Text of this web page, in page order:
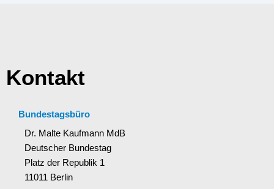
Kontakt
Bundestagsbüro
Dr. Malte Kaufmann MdB
Deutscher Bundestag
Platz der Republik 1
11011 Berlin